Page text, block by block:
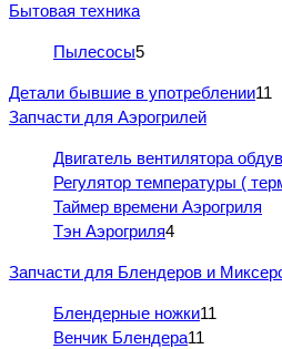
Бытовая техника
Пылесосы5
Детали бывшие в употреблении11
Запчасти для Аэрогрилей
Двигатель вентилятора
Регулятор температуры (
Таймер времени Аэрогриля
Тэн Аэрогриля4
Запчасти для Блендеров и
Блендерные ножки11
Венчик Блендера11